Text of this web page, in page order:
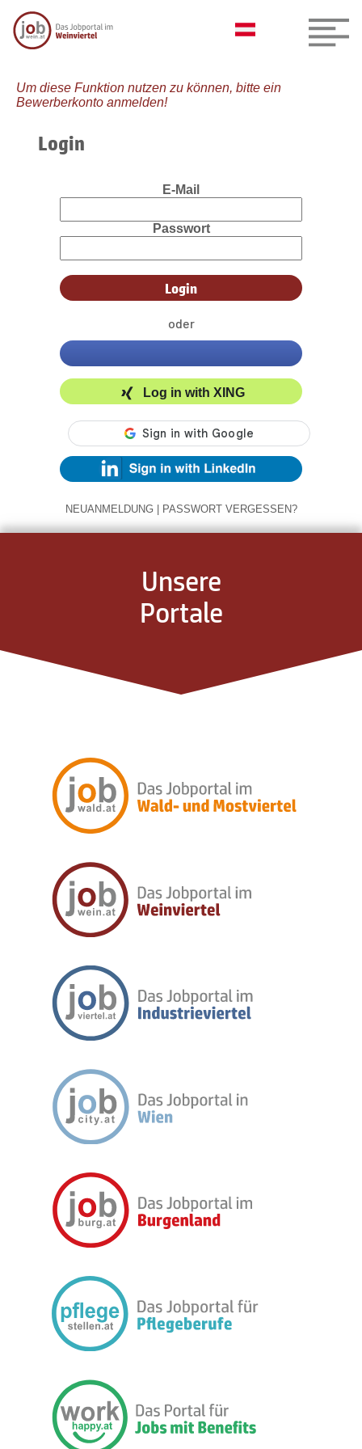
Um diese Funktion nutzen zu können, bitte ein
Bewerberkonto anmelden!
Login
E-Mail
Passwort
oder
Log in with XING
NEUANMELDUNG | PASSWORT VERGESSEN?
Unsere
Portale